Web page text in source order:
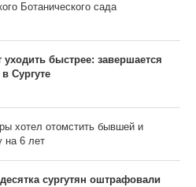
Ботанического сада
уходить быстрее: завершается
Сургуте
хотел отомстить бывшей и
на 6 лет
сургутян оштрафовали